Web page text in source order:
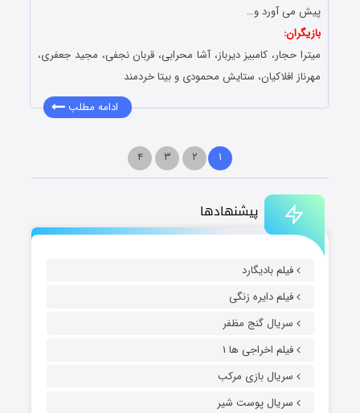
پیشنهادها
فیلم بادیگارد
فیلم دایره زنگی
سریال گنج مظفر
فیلم اخراجی ها ۱
سریال بازی مرکب
سریال پوست شیر
پیش می آورد و…
بازیگران:
میترا حجار، کامبیز دیرباز، آشا محرابی، قربان نجفی، مجید جعفری،
مهرناز افلاکیان، ستایش محمودی و بیتا خردمند
ادامه مطلب
۱ ۲ ۳ ۴